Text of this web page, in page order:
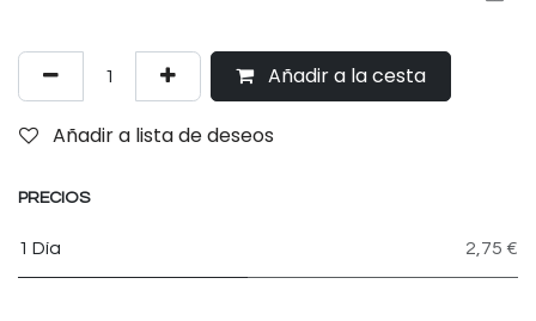
Añadir a la cesta
Añadir a lista de deseos
PRECIOS
1 Día 2,75 €